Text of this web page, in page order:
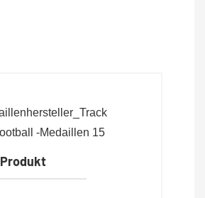
Produkt